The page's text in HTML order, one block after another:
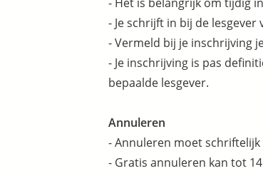
- Je schrijft in bij de
- Vermeld bij je inschrijving
- Je inschrijving is pas
bepaalde lesgever.
Annuleren
- Annuleren moet schriftelijk
- Gratis annuleren kan tot